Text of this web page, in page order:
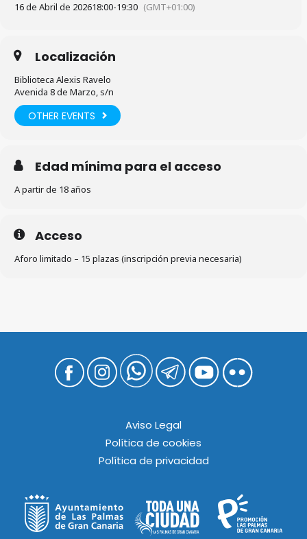
16 de Abril de 202618:00-19:30 (GMT+01:00)
Localización
Biblioteca Alexis Ravelo
Avenida 8 de Marzo, s/n
OTHER EVENTS
Edad mínima para el acceso
A partir de 18 años
Acceso
Aforo limitado – 15 plazas (inscripción previa necesaria)
Aviso Legal
Política de cookies
Política de privacidad